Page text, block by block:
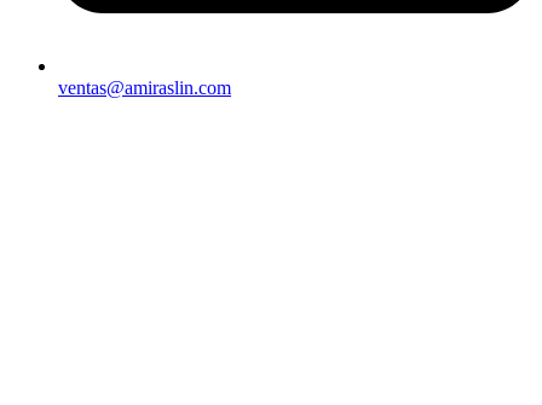
ventas@amiraslin.com